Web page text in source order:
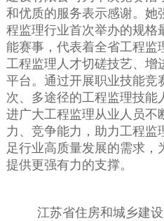
和优质的服务表示感谢。她
程监理行业首次举办的规格
能赛事，代表着全省工程监
工程监理人才切磋技艺、增
平台。通过开展职业技能竞
次、多途径的工程监理技能
进广大工程监理从业人员不
力、竞争能力，助力工程监
足行业高质量发展的需求，
提供更强有力的支撑。
江苏省住房和城乡建